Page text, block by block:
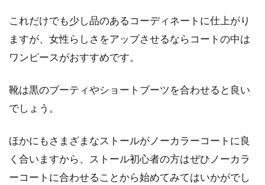
これだけでも少し品のあるコーディネートに仕上がり
ますが、女性らしさをアップさせるならコートの中は
ワンピースがおすすめです。
靴は黒のブーティやショートブーツを合わせると良い
でしょう。
ほかにもさまざまなストールがノーカラーコートに良
く合いますから、ストール初心者の方はぜひノーカラ
ーコートに合わせることから始めてみてはいかがでし